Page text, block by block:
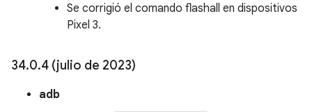
Se corrigió el comando flashall en dispositivos
Pixel 3.
34.0.4 (julio de 2023)
adb